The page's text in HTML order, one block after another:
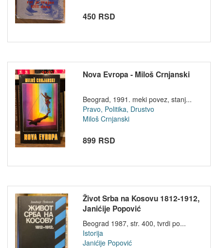
450 RSD
Nova Evropa - Miloš Crnjanski
Beograd, 1991. meki povez, stanj...
Pravo, Politika, Drustvo
Miloš Crnjanski
899 RSD
Život Srba na Kosovu 1812-1912,
Janićije Popović
Beograd 1987, str. 400, tvrdi po...
Istorija
Janićije Popović